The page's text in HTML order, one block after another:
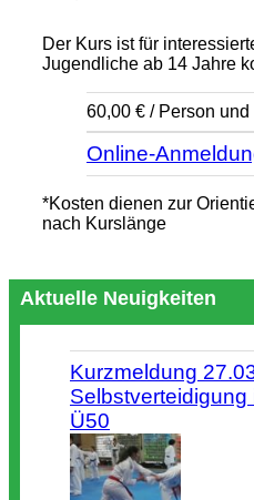
Der Kurs ist für
Jugendliche ab 14 Jahre
60,00 € / Person und
Online-
*Kosten dienen zur
nach Kurslänge
Aktuelle Neuigkeiten
Kurzmeldung
Ü50